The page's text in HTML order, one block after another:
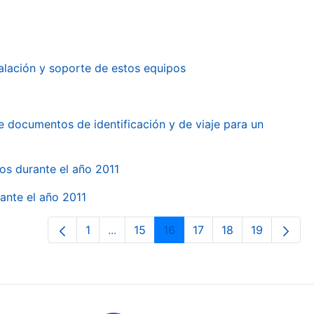
y soporte de estos equipos
de identificación y de viaje para un
durante el año 2011
el año 2011
Page
1 ...Intermediate Pages Use TAB to
Page
15 Page
16 Page
17 Page
18 Page
19